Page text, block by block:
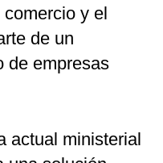
y el
de un
de empresas
actual ministerial